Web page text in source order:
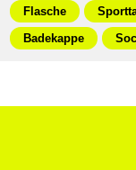
Flasche
Badekappe